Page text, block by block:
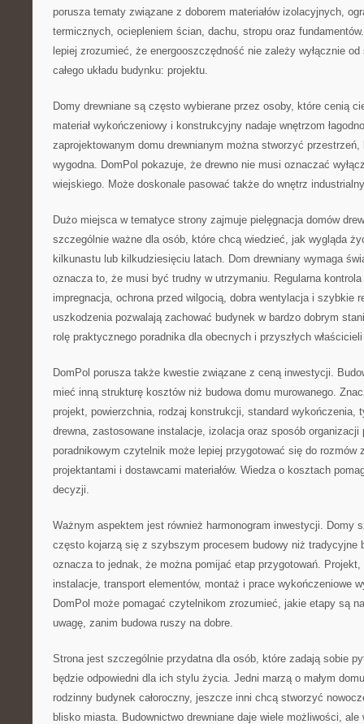
porusza tematy związane z doborem materiałów izolacyjnych,
termicznych, ociepleniem ścian, dachu, stropu oraz
lepiej zrozumieć, że energooszczędność nie zależy wyłącznie
całego układu budynku: projektu.
Domy drewniane są często wybierane przez osoby, które cenią
materiał wykończeniowy i konstrukcyjny nadaje wnętrzom
zaprojektowanym domu drewnianym można stworzyć
wygodna. DomPol pokazuje, że drewno nie musi oznaczać
wiejskiego. Może doskonale pasować także do wnętrz
Dużo miejsca w tematyce strony zajmuje pielęgnacja domów
szczególnie ważne dla osób, które chcą wiedzieć, jak wygląda
kilkunastu lub kilkudziesięciu latach. Dom drewniany wymaga
oznacza to, że musi być trudny w utrzymaniu. Regularna kontrola
impregnacja, ochrona przed wilgocią, dobra wentylacja i szybkie
uszkodzenia pozwalają zachować budynek w bardzo dobrym
rolę praktycznego poradnika dla obecnych i przyszłych
DomPol porusza także kwestie związane z ceną inwestycji.
mieć inną strukturę kosztów niż budowa domu murowanego.
projekt, powierzchnia, rodzaj konstrukcji, standard wykończenia,
drewna, zastosowane instalacje, izolacja oraz sposób organizacji
poradnikowym czytelnik może lepiej przygotować się do rozmów
projektantami i dostawcami materiałów. Wiedza o kosztach
decyzji.
Ważnym aspektem jest również harmonogram inwestycji. Domy
często kojarzą się z szybszym procesem budowy niż tradycyjne
oznacza to jednak, że można pomijać etap przygotowań.
instalacje, transport elementów, montaż i prace wykończeniowe
DomPol może pomagać czytelnikom zrozumieć, jakie etapy są
uwagę, zanim budowa ruszy na dobre.
Strona jest szczególnie przydatna dla osób, które zadają sobie
będzie odpowiedni dla ich stylu życia. Jedni marzą o małym
rodzinny budynek całoroczny, jeszcze inni chcą stworzyć
blisko miasta. Budownictwo drewniane daje wiele możliwości, ale